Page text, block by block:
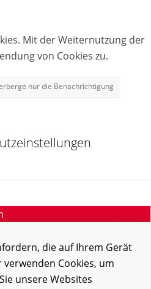
Mit der Weiternutzung der
von Cookies zu.
nur die Benachrichtigung
die auf Ihrem Gerät
Cookies, um
unsere Websites